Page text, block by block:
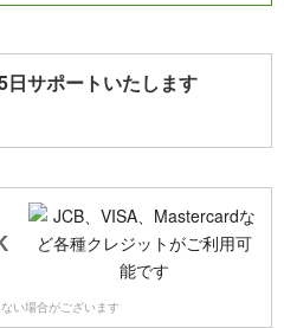
サポートいたします
い場合がございます